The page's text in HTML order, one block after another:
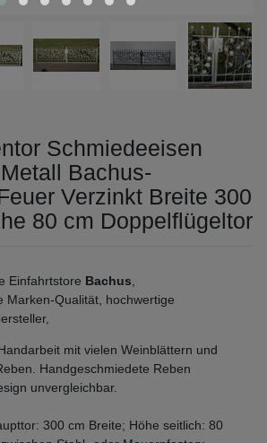
Schmiedeeisen
Bachus-
Verzinkt Breite 300
80 cm Doppelflügeltor
Einfahrtstore Bachus
Marken-Qualität, hochwertige
mit vielen Weinblättern und
Handgeschmiedete Reben
unvergleichbar.
300 cm Breite; Höhe seitlich: 80